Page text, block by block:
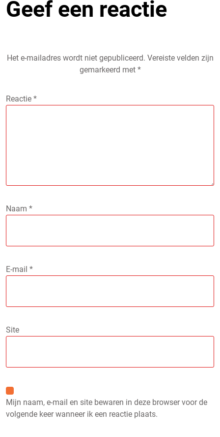
Geef een reactie
Het e-mailadres wordt niet gepubliceerd. Vereiste velden zijn
gemarkeerd met *
Reactie *
Naam *
E-mail *
Site
Mijn naam, e-mail en site bewaren in deze browser voor de
volgende keer wanneer ik een reactie plaats.